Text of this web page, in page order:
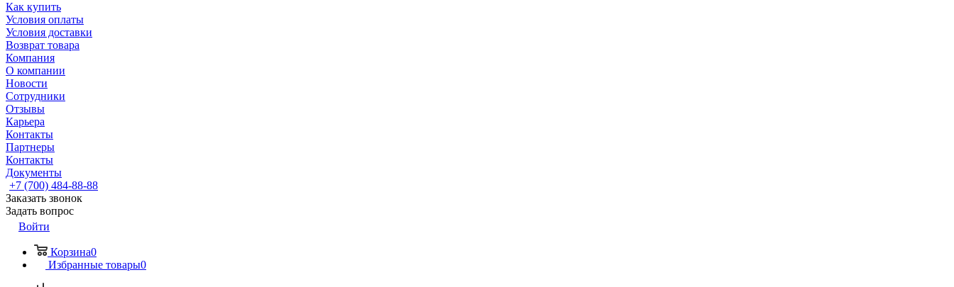
Как купить
Условия оплаты
Условия доставки
Возврат товара
Компания
О компании
Новости
Сотрудники
Отзывы
Карьера
Контакты
Партнеры
Контакты
Документы
+7 (700) 484-88-88
Заказать звонок
Задать вопрос
Войти
Корзина0
Избранные товары0